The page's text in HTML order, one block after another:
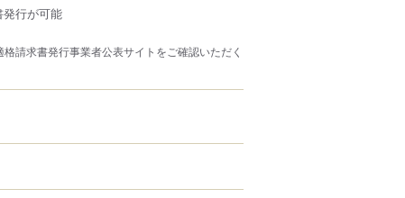
行が可能
請求書発行事業者公表サイトをご確認いただく